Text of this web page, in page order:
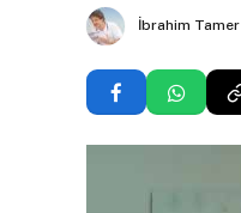
İbrahim Tamer